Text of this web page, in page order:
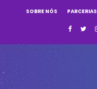
SOBRE NÓS PARCERIAS